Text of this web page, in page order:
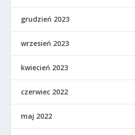
grudzień 2023
wrzesień 2023
kwiecień 2023
czerwiec 2022
maj 2022